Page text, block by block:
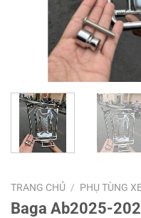
TRANG CHỦ / PHỤ TÙNG
Baga Ab2025-